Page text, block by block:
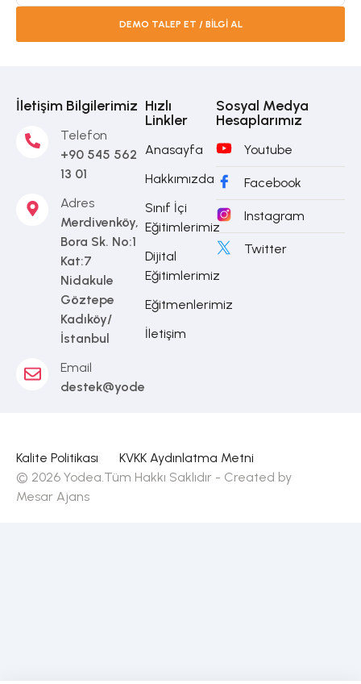
DEMO TALEP ET / BİLGİ AL
İletişim Bilgilerimiz
Telefon
+90 545 562
13 01
Adres
Merdivenköy,
Bora Sk. No:1
Kat:7
Nidakule
Göztepe
Kadıköy/
İstanbul
Email
destek@yodea.com.tr
Hızlı
Linkler
Anasayfa
Hakkımızda
Sınıf İçi
Eğitimlerimiz
Dijital
Eğitimlerimiz
Eğitmenlerimiz
İletişim
Sosyal Medya
Hesaplarımız
Youtube
Facebook
Instagram
Twitter
Kalite Politikası
KVKK Aydınlatma Metni
© 2026 Yodea.Tüm Hakkı Saklıdır - Created by
Mesar Ajans